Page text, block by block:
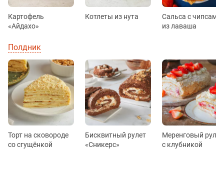
Картофель
«Айдахо»
Котлеты из нута
Сальса с чипсами
из лаваша
Полдник
Торт на сковороде
со сгущёнкой
Бисквитный рулет
«Сникерс»
Меренговый рулет
с клубникой